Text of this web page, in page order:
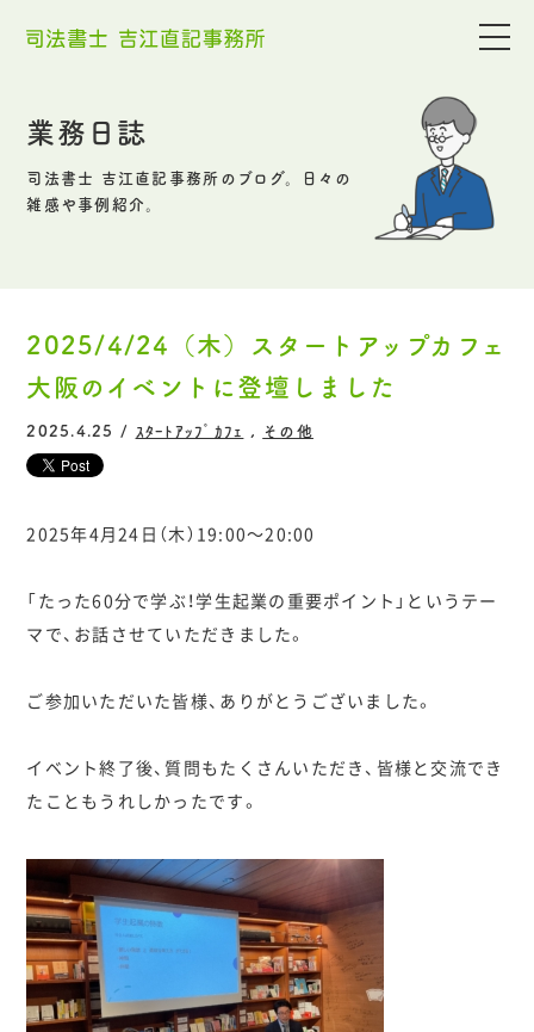
業務日誌
司法書士 吉江直記事務所のブログ。日々の
雑感や事例紹介。
2025/4/24（木）スタートアップカフェ
大阪のイベントに登壇しました
2025.4.25 / ｽﾀｰﾄｱｯﾌﾟｶﾌｪ , その他
2025年4月24日（木）19:00～20:00
「たった60分で学ぶ！学生起業の重要ポイント」というテー
マで、お話させていただきました。
ご参加いただいた皆様、ありがとうございました。
イベント終了後、質問もたくさんいただき、皆様と交流でき
たこともうれしかったです。